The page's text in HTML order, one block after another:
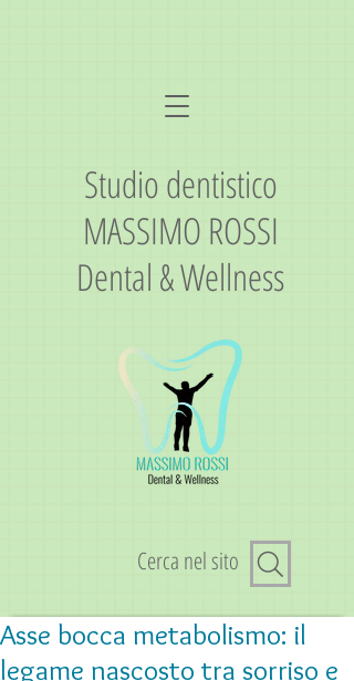
Studio dentistico
MASSIMO ROSSI
Dental & Wellness
Cerca nel sito
Asse bocca metabolismo: il
legame nascosto tra sorriso e